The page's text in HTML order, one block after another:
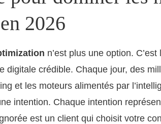
2026
n’est plus une option.
digitale crédible. Chaque jour, des
et les moteurs alimentés par
intention. Chaque intention
est un client qui choisit votre